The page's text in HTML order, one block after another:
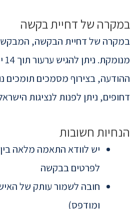
במקרה של דחיית בקשה
במקרה של דחיית הבקשה, המבקש
ההודעה, בצירוף מסמכים תומכים
דחופים, ניתן לפנות לנציגות
הנחיות חשובות
יש לוודא התאמה מלאה
לפרטים בבקשה
חובה לשמור עותק של
ומודפס)